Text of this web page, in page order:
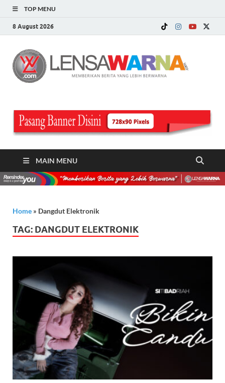
TOP MENU
8 August 2026
MAIN MENU
Home » Dangdut Elektronik
TAG: DANGDUT ELEKTRONIK